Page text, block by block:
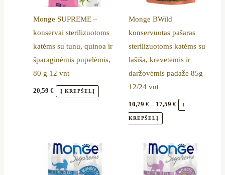
Monge SUPREME –
konservai sterilizuotoms
katėms su tunu, quinoa ir
šparaginėmis pupelėmis,
80 g 12 vnt
20,59€ Į KREPŠELĮ
Monge BWild
konservuotas pašaras
sterilizuotoms katėms su
lašiša, krevetėmis ir
daržovėmis padaže 85g
12/24 vnt
10,79 € – 17,59 € Į
KREPŠELĮ
may
be
chosen
on
the
page